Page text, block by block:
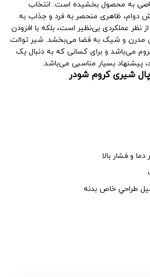
به محصول بخشیده است. انتخاب
دوام، ظاهری منحصر به فرد و جذاب به
عملکردی بی‌نظیر است، بلکه با افزودن
مدرن و شیک به فضا می‌بخشد. شیر توالت
می‌باشد و برای کسانی که به دنبال یک
پیشنهاد بسیار مناسبی می‌باشد.
شیری کروم شودر
و فشار بالا
طراحي خاص بدنه